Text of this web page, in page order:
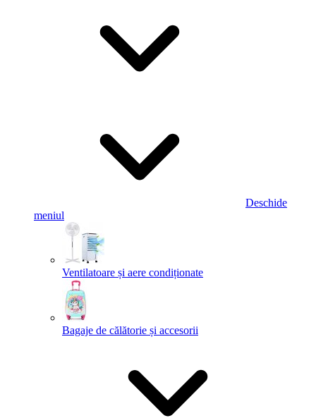
Deschide
meniul
Ventilatoare și aere condiționate
Bagaje de călătorie și accesorii